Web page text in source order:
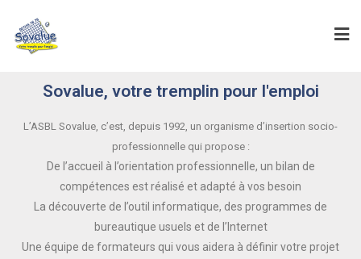
Sovalue, votre tremplin pour l'emploi
L’ASBL Sovalue, c’est, depuis 1992, un organisme d’insertion socio-
professionnelle qui propose :
De l’accueil à l’orientation professionnelle, un bilan de
compétences est réalisé et adapté à vos besoin
La découverte de l’outil informatique, des programmes de
bureautique usuels et de l’Internet
Une équipe de formateurs qui vous aidera à définir votre projet